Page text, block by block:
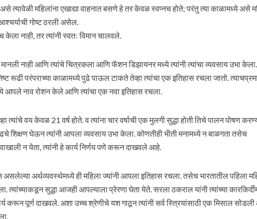
असे त्यावेळी महिलांना एखाद्या वाहनात बसणे हे तर केवळ स्वप्नच होते; परंतु त्या काळामध्ये असे
गोष्ट ठरली असेल.
नाही, तर त्यांनी स्वतः विमान चालवले.
मानली नाही आणि त्यांचे चित्रकला आणि फॅशन डिझायनर मध्ये त्यांनी त्यांचा व्यवसाय उभा
रूढी परंपराच्या काळामध्ये पुढे पाऊल टाकते तेव्हा त्यांचा एक इतिहास रचला जातो.
आपले नाव रोशन केले आणि त्यांचा एक नवा इतिहास रचला.
त्यांचे वय केवळ 21 वर्ष होते. व त्यांना चार वर्षाची एक मुलगी सुद्धा होती तिचे पालन पोषण
शिक्षण घेऊन त्यांनी आपला व्यवसाय उभा केला. कोणतीही भीती मनामध्ये न बाळगता तसेच
न येता, त्यांनी हे कार्य निर्णय पणे करून दाखवले आहे.
अर्थव्यवस्थेमध्ये ही महिला ज्यांनी आपला इतिहास रचला. तसेच भारतातील पहिला
त्यांच्याकडून सुद्धा आजही आपल्याला प्रेरणा घेता येते. सरला ठकराल यांनी त्यांच्या
करून पूर्ण दाखवले. अशा उच्च श्रेणीचे यश गाठून त्यांनी सर्व स्त्रियांसाठी एक मिसाल